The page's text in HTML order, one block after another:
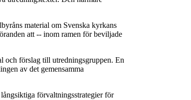
material om Svenska kyrkans
att -- inom ramen för beviljade
och förslag till utredningsgruppen. En
av det gemensamma
förvaltningsstrategier för